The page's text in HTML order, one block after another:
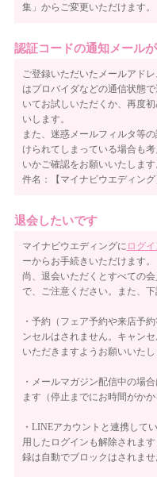
集」からご変更いただけます。
認証コードの通知メール
ご登録いただいたメールアド
はプロバイダなどの通信状態
いてお試しいただくか、再度
いします。
また、迷惑メールフィルタ等
けられてしまっている場合も
いかご確認をお願いいたします
件名：【マイナビウエディン
退会したいです
マイナビウエディングに ログイ
ーからお手続きいただけます。
尚、退会いただくとすべての
で、ご注意ください。また、
・予約（フェア予約や来店予
ンセルはされません。キャン
いただきますようお願いいたし
・メールマガジン配信中の場
ます（停止までにお時間がかか
・LINEアカウントと連携して
用したログインも解除されま
録は自動でブロックはされませ